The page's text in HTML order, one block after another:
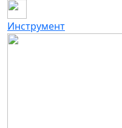
Инструмент